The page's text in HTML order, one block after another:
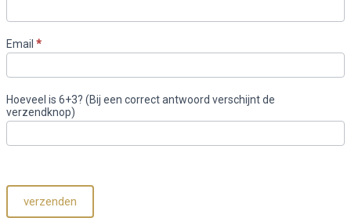
Email *
Hoeveel is 6+3? (Bij een correct antwoord verschijnt de
verzendknop)
verzenden